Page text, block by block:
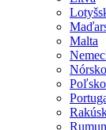
Malta
Nórsko
Poľsko